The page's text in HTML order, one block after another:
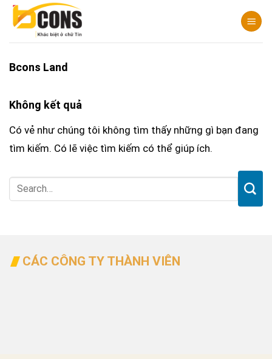
Chuyển
đến
nội
dungBcons Land
Không kết quả
Có vẻ như chúng tôi không tìm thấy những gì bạn đang
tìm kiếm. Có lẽ việc tìm kiếm có thể giúp ích.
CÁC CÔNG TY THÀNH VIÊN